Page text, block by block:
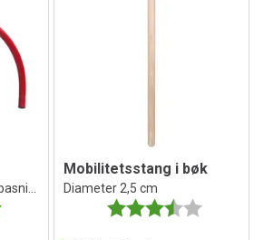
Kan brukes til hinder og pasningsport
5.0 av 5 mulige
Mobilitetsstang i bøk
Diameter 2,5 cm
Karakter: